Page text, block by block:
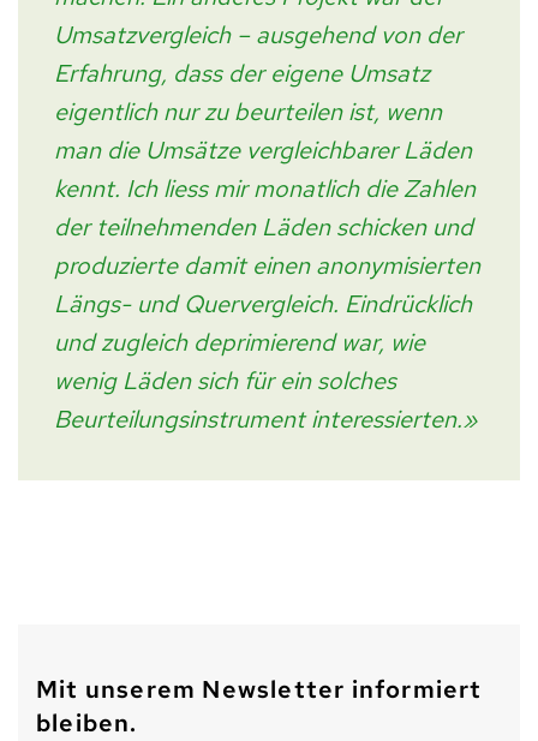
Umsatzvergleich – ausgehend von der
Erfahrung, dass der eigene Umsatz
eigentlich nur zu beurteilen ist, wenn
man die Umsätze vergleichbarer Läden
kennt. Ich liess mir monatlich die Zahlen
der teilnehmenden Läden schicken und
produzierte damit einen anonymisierten
Längs- und Quervergleich. Eindrücklich
und zugleich deprimierend war, wie
wenig Läden sich für ein solches
Beurteilungsinstrument interessierten.»
Mit unserem Newsletter informiert
bleiben.